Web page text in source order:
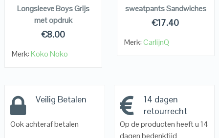
Longsleeve Boys Grijs
met opdruk
€8.00
Merk:Koko Noko
sweatpants Sandwiches
€17.40
Merk:CarlijnQ
Veilig Betalen
Ook achteraf betalen
14 dagen
retourrecht
Op de producten heeft u 14